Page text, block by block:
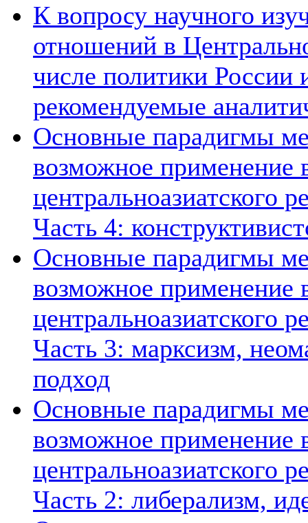
К вопросу научного
отношений в
числе политики России
рекомендуемые
Основные парадигмы
возможное применение
центральноазиатского
Часть 4:
Основные парадигмы
возможное применение
центральноазиатского
Часть 3: марксизм,
подход
Основные парадигмы
возможное применение
центральноазиатского
Часть 2: либерализм,